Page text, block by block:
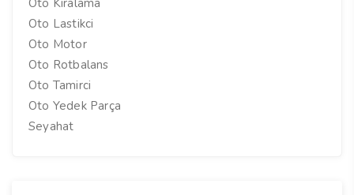
Oto Kiralama
Oto Lastikci
Oto Motor
Oto Rotbalans
Oto Tamirci
Oto Yedek Parça
Seyahat